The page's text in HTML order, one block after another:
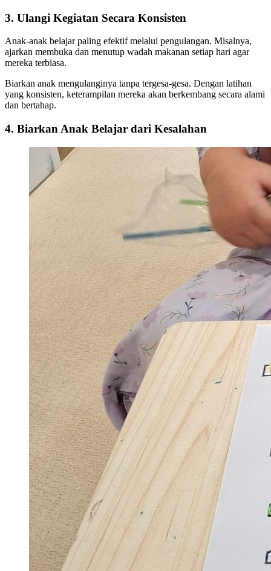
3. Ulangi Kegiatan Secara Konsisten
Anak-anak belajar paling efektif melalui pengulangan. Misalnya,
ajarkan membuka dan menutup wadah makanan setiap hari agar
mereka terbiasa.
Biarkan anak mengulanginya tanpa tergesa-gesa. Dengan latihan
yang konsisten, keterampilan mereka akan berkembang secara alami
dan bertahap.
4. Biarkan Anak Belajar dari Kesalahan